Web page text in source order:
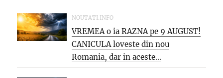
NOUTATI.INFO
VREMEA o ia RAZNA pe 9 AUGUST!
CANICULA loveste din nou
Romania, dar in aceste...